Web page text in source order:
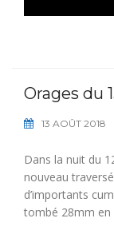
Orages du
13 AOÛT 2018
Dans la nuit du
nouveau
d’importants
tombé 28mm en